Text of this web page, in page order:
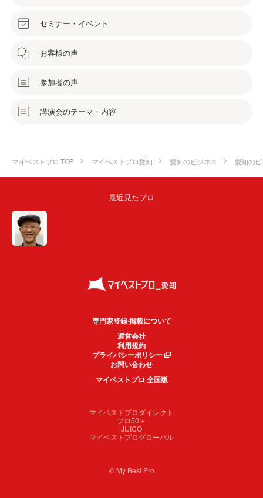
セミナー・イベント
お客様の声
参加者の声
講演会のテーマ・内容
マイベストプロ TOP マイベストプロ愛知 愛知のビジネス 愛知の
最近見たプロ
専門家登録·掲載について
運営会社
利用規約
プライバシーポリシー
お問い合わせ
マイベストプロ 全国版
マイベストプロダイレクト
プロ50＋
JIJICO
マイベストプログローバル
© My Best Pro